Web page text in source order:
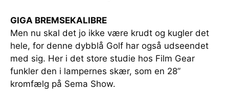
GIGA BREMSEKALIBRE
Men nu skal det jo ikke være krudt og kugler det
hele, for denne dybblå Golf har også udseendet
med sig. Her i det store studie hos Film Gear
funkler den i lampernes skær, som en 28”
kromfælg på Sema Show.